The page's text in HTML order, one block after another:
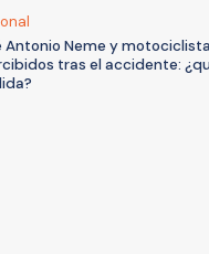
Antonio Neme y
tras el accidente: